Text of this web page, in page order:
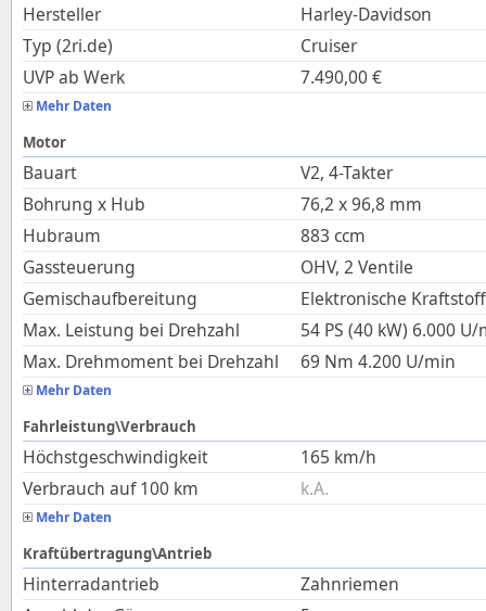
Hersteller
Harley-Davidson
Typ (2ri.de)
Cruiser
UVP ab Werk
7.490,00€
Mehr Daten
Motor
Bauart
V2, 4-Takter
Bohrung x Hub
76,2 x96,8 mm
Hubraum
883 ccm
Gassteuerung
OHV, 2 Ventile
Gemischaufbereitung
Elektronische
Max. Leistung bei Drehzahl
54 PS (40 kW) 6.000 U/
Max. Drehmoment bei Drehzahl
69 Nm 4.200 U/min
Mehr Daten
Fahrleistung\Verbrauch
Höchstgeschwindigkeit 165 km/h
Verbrauch auf 100 km
k.A.
Mehr Daten
Kraftübertragung\Antrieb
Hinterradantrieb
Zahnriemen